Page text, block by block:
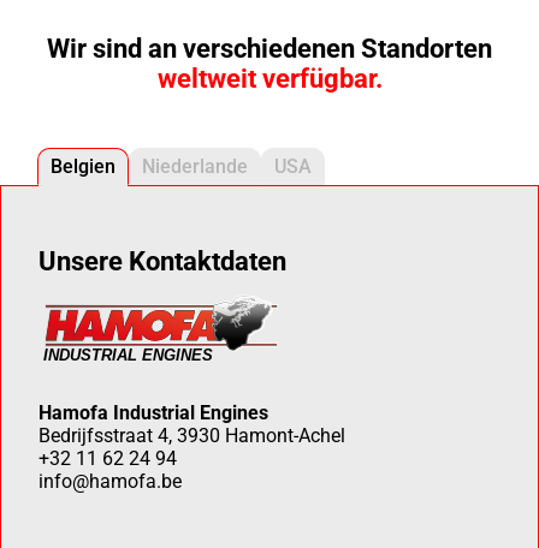
Wir sind an verschiedenen Standorten
weltweit verfügbar.
Belgien Niederlande USA
Unsere Kontaktdaten
Hamofa Industrial Engines
Bedrijfsstraat 4, 3930 Hamont-Achel
+32 11 62 24 94
info@hamofa.be